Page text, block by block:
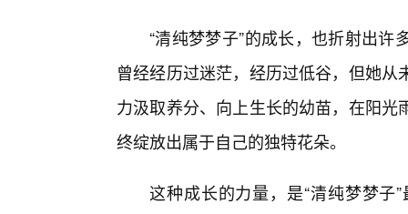
“清纯梦梦子”的成长，也折射出
曾经经历过迷茫，经历过低谷，但她
力汲取养分、向上生长的幼苗，在阳
终绽放出属于自己的独特花朵。
这种成长的力量，是“清纯梦梦子